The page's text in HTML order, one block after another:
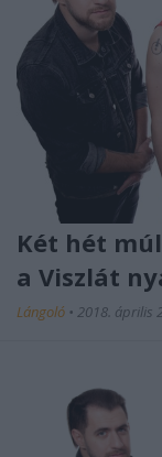
Két hét
a Viszlát
Lángoló • 2018. április